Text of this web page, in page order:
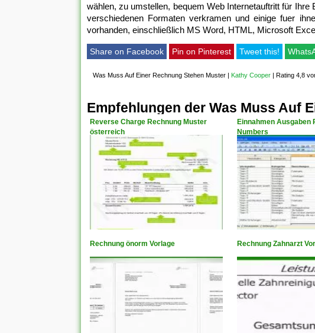
wählen, zu umstellen, bequem Web Internetauftritt für
verschiedenen Formaten verkramen und einige fuer
vorhanden, einschließlich MS Word, HTML, Microsoft
Share on Facebook Pin on Pinterest Tweet this!
Was Muss Auf Einer Rechnung Stehen Muster | Kathy Cooper | Rating 4,8
Empfehlungen der Was Muss Auf
Reverse Charge Rechnung Muster
österreich
Einnahmen Ausgaben
Numbers
Rechnung önorm Vorlage Rechnung Zahnarzt